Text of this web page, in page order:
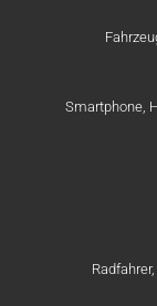
Smartphone,